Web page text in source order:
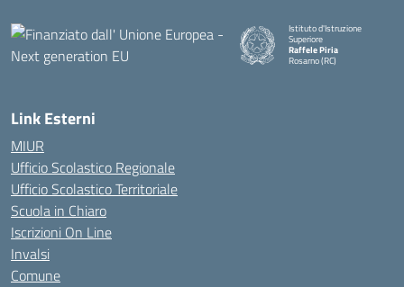
Istituto d'Istruzione
Superiore
Raffele Piria
Rosarno (RC)
Link Esterni
MIUR
Ufficio Scolastico Regionale
Ufficio Scolastico Territoriale
Scuola in Chiaro
Iscrizioni On Line
Invalsi
Comune